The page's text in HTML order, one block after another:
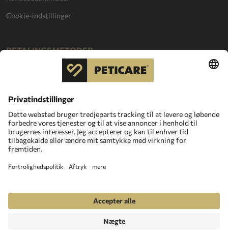
Cookie-indstillinger
BETALINGSMETODER
Peticare-International S.A. Luxemburg.